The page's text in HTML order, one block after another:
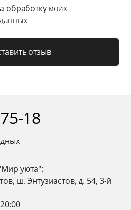
обработку моих
отзыв
18
уюта":
ш. Энтузиастов, д. 54, 3-й